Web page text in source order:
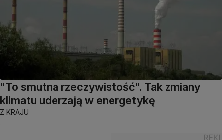
"To smutna rzeczywistość". Tak zmiany
klimatu uderzają w energetykę
Z KRAJU